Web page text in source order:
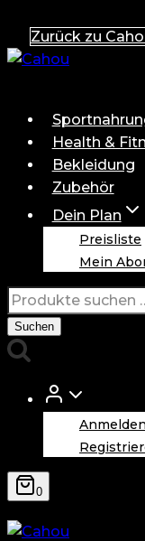
Inhalt
springen
Zurück zu
Health &
Bekleidung
Zubehör
Dein Plan
Preisliste
Mein
Suchen
nach:
Suchen
Anmelden
0